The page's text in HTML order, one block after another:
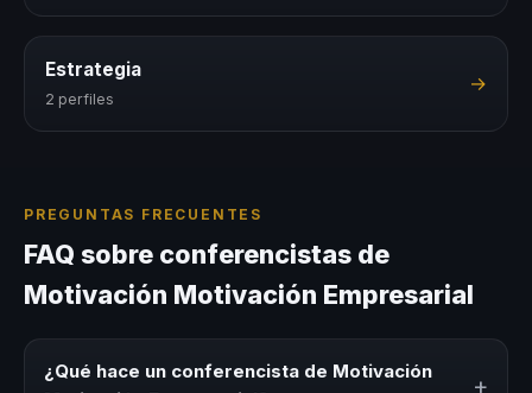
Estrategia
2 perfiles
→
PREGUNTAS FRECUENTES
FAQ sobre conferencistas de
Motivación Motivación Empresarial
¿Qué hace un conferencista de Motivación
+